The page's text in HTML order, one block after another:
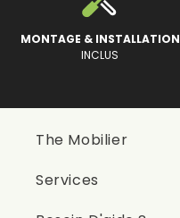
MONTAGE & INSTALLATION
INCLUS
The Mobilier
Services